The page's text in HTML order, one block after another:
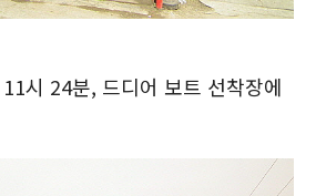
시 24분, 드디어 보트 선착장에